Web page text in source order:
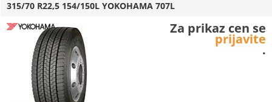
315/70 R22,5 154/150L YOKOHAMA 707L
Za prikaz cen se
prijavite
.